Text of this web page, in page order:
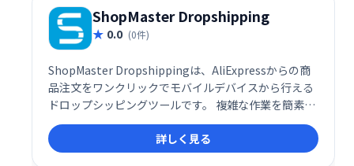
ShopMaster Dropshipping
0.0 (0件)
ShopMaster Dropshippingは、AliExpressからの商
品注文をワンクリックでモバイルデバイスから行える
ドロップシッピングツールです。 複雑な作業を簡素化
し、効率的な業務遂行をサポートします。 これによ
り、迅速な受注処理とスムーズなドロップシッピング
ビジネス運営を実現できます。
詳しく見る